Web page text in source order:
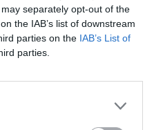
separately opt-out of the
the IAB’s list of downstream
parties on the IAB’s List of
parties.
η